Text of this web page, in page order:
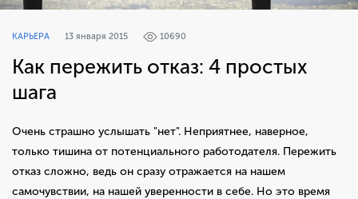
КАРЬЕРА 13 января 2015 10690
Как пережить отказ: 4 простых
шага
Очень страшно услышать "нет". Неприятнее, наверное,
только тишина от потенциального работодателя. Пережить
отказ сложно, ведь он сразу отражается на нашем
самочувствии, на нашей уверенности в себе. Но это время